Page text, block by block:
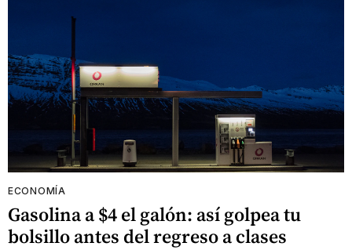
ECONOMÍA
Gasolina a $4 el galón: así golpea tu
bolsillo antes del regreso a clases